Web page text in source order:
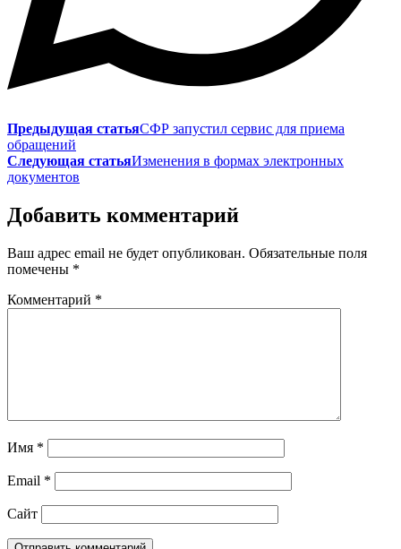
Предыдущая статьяСФР запустил сервис для приема
обращений
Следующая статьяИзменения в формах электронных
документов
Добавить комментарий
Ваш адрес email не будет опубликован. Обязательные поля
помечены *
Комментарий *
Имя *
Email *
Сайт